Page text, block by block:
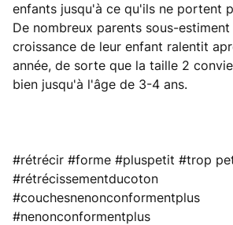
enfants jusqu'à ce qu'ils ne portent
De nombreux parents sous-
croissance de leur enfant ralentit
année, de sorte que la taille 2
bien jusqu'à l'âge de 3-4 ans.
#rétrécir #forme #pluspetit #trop
#rétrécissementducoton
#couchesnenonconformentplus
#nenonconformentplus